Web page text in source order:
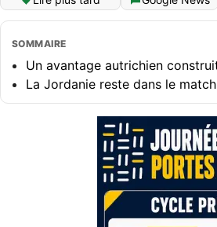
SOMMAIRE
Un avantage autrichien
La Jordanie reste dans le match